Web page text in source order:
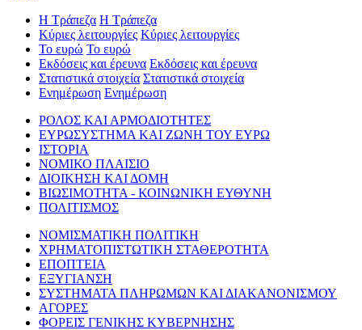
Η Τράπεζα Η Τράπεζα
Κύριες λειτουργίες Κύριες λειτουργίες
Το ευρώ Το ευρώ
Εκδόσεις και έρευνα Εκδόσεις και έρευνα
Στατιστικά στοιχεία Στατιστικά στοιχεία
Ενημέρωση Ενημέρωση
ΡΟΛΟΣ ΚΑΙ ΑΡΜΟΔΙΟΤΗΤΕΣ
ΕΥΡΩΣΥΣΤΗΜΑ ΚΑΙ ΖΩΝΗ ΤΟΥ ΕΥΡΩ
ΙΣΤΟΡΙΑ
ΝΟΜΙΚΟ ΠΛΑΙΣΙΟ
ΔΙΟΙΚΗΣΗ ΚΑΙ ΔΟΜΗ
ΒΙΩΣΙΜΟΤΗΤΑ - ΚΟΙΝΩΝΙΚΗ ΕΥΘΥΝΗ
ΠΟΛΙΤΙΣΜΟΣ
ΝΟΜΙΣΜΑΤΙΚΗ ΠΟΛΙΤΙΚΗ
ΧΡΗΜΑΤΟΠΙΣΤΩΤΙΚΗ ΣΤΑΘΕΡΟΤΗΤΑ
ΕΠΟΠΤΕΙΑ
ΕΞΥΓΙΑΝΣΗ
ΣΥΣΤΗΜΑΤΑ ΠΛΗΡΩΜΩΝ ΚΑΙ ΔΙΑΚΑΝΟΝΙΣΜΟΥ
ΑΓΟΡΕΣ
ΦΟΡΕΙΣ ΓΕΝΙΚΗΣ ΚΥΒΕΡΝΗΣΗΣ